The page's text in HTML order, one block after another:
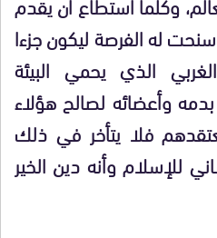
له الفرصة ليكون جزءا
الذي يحمي البيئة
وأعضائه لصالح هؤلاء
فلا يتأخر في ذلك
للإسلام وأنه دين الخير